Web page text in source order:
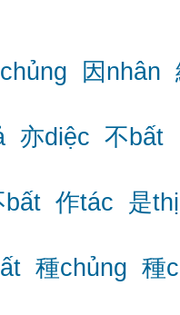
因nhân
亦diệc 不bất
bất 作tác 是thị
種chủng 種